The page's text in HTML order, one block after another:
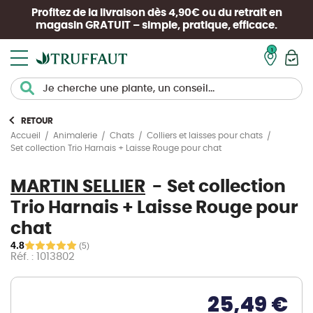
Profitez de la livraison dès 4,90€ ou du retrait en
magasin GRATUIT – simple, pratique, efficace.
RETOUR
Accueil
Animalerie Chats
Colliers et laisses pour chats
Set collection Trio Harnais + Laisse Rouge pour chat
MARTIN SELLIER
Set collection
Trio Harnais + Laisse Rouge pour
chat
4.8 (5)
Réf. : 1013802
25,49 €